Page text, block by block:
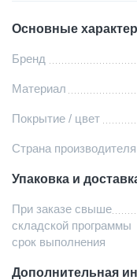
Основные
Бренд
Материал
Покрытие / цвет
Страна производителя
Упаковка и
При заказе свыше
складской программы
срок выполнения
Дополнительная